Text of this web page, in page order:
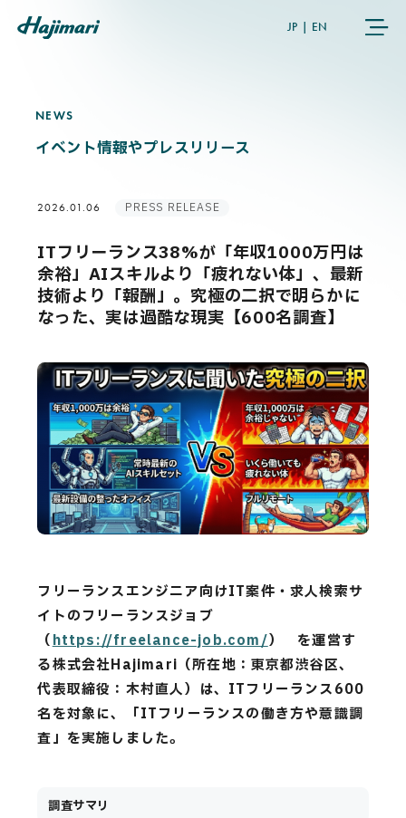
JP EN
COMPANY
NEWS
USER’S VOICE
CAREERS
CONTACT
Privacy Policy
NEWS
NEWS
イベント情報やプレスリリース
2026.01.06 PRESS RELEASE
ITフリーランス38%が「年収1000万円は
余裕」AIスキルより「疲れない体」、最新
技術より「報酬」。究極の二択で明らかに
なった、実は過酷な現実【600名調査】
フリーランスエンジニア向けIT案件・求人検索サ
イトのフリーランスジョブ
（https://freelance-job.com/） を運営す
る株式会社Hajimari（所在地：東京都渋谷区、
代表取締役：木村直人）は、ITフリーランス600
名を対象に、「ITフリーランスの働き方や意識調
査」を実施しました。
調査サマリ